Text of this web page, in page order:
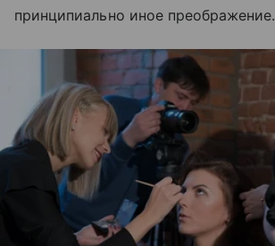
принципиально иное преображение.